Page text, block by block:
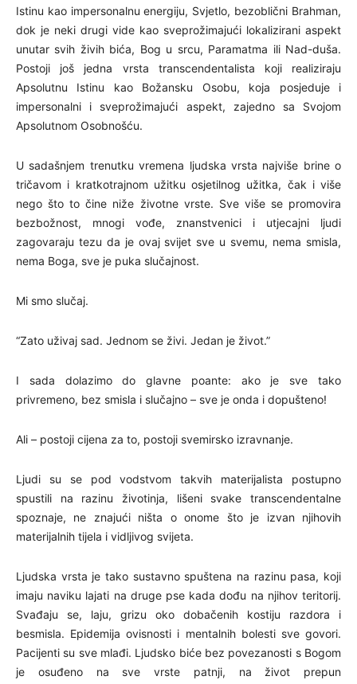
Istinu kao impersonalnu energiju, Svjetlo, bezoblični Brahman,
dok je neki drugi vide kao sveprožimajući lokalizirani aspekt
unutar svih živih bića, Bog u srcu, Paramatma ili Nad-duša.
Postoji još jedna vrsta transcendentalista koji realiziraju
Apsolutnu Istinu kao Božansku Osobu, koja posjeduje i
impersonalni i sveprožimajući aspekt, zajedno sa Svojom
Apsolutnom Osobnošću.
U sadašnjem trenutku vremena ljudska vrsta najviše brine o
tričavom i kratkotrajnom užitku osjetilnog užitka, čak i više
nego što to čine niže životne vrste. Sve više se promovira
bezbožnost, mnogi vođe, znanstvenici i utjecajni ljudi
zagovaraju tezu da je ovaj svijet sve u svemu, nema smisla,
nema Boga, sve je puka slučajnost.
Mi smo slučaj.
“Zato uživaj sad. Jednom se živi. Jedan je život.”
I sada dolazimo do glavne poante: ako je sve tako
privremeno, bez smisla i slučajno – sve je onda i dopušteno!
Ali – postoji cijena za to, postoji svemirsko izravnanje.
Ljudi su se pod vodstvom takvih materijalista postupno
spustili na razinu životinja, lišeni svake transcendentalne
spoznaje, ne znajući ništa o onome što je izvan njihovih
materijalnih tijela i vidljivog svijeta.
Ljudska vrsta je tako sustavno spuštena na razinu pasa, koji
imaju naviku lajati na druge pse kada dođu na njihov teritorij.
Svađaju se, laju, grizu oko dobačenih kostiju razdora i
besmisla. Epidemija ovisnosti i mentalnih bolesti sve govori.
Pacijenti su sve mlađi. Ljudsko biće bez povezanosti s Bogom
je osuđeno na sve vrste patnji, na život prepun